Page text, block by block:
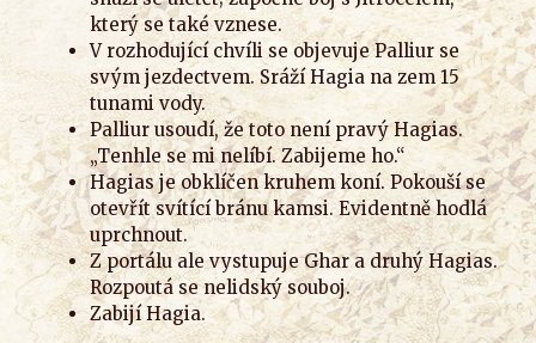
který se také vznese.
V rozhodující chvíli se objevuje Palliur se
svým jezdectvem. Sráží Hagia na zem 15
tunami vody.
Palliur usoudí, že toto není pravý Hagias.
„Tenhle se mi nelíbí. Zabijeme ho.“
Hagias je obklíčen kruhem koní. Pokouší se
otevřít svítící bránu kamsi. Evidentně hodlá
uprchnout.
Z portálu ale vystupuje Ghar a druhý Hagias.
Rozpoutá se nelidský souboj.
Zabijí Hagia.